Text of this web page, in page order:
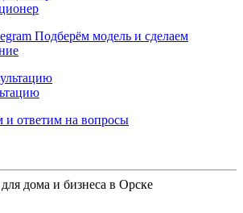
Подберём модель и сделаем
ответим на вопросы